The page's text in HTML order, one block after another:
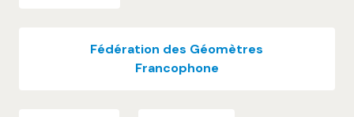
Fédération des Géomètres
Francophone